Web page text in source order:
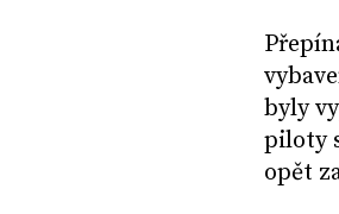
byly
piloty
opět